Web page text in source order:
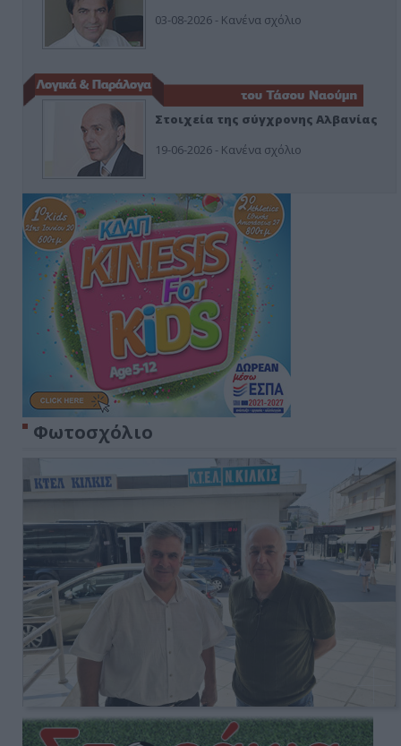
03-08-2026 - Κανένα σχόλιο
Στοιχεία της σύγχρονης Αλβανίας
19-06-2026 - Κανένα σχόλιο
Φωτοσχόλιο